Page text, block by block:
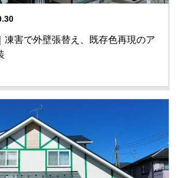
凍害で外壁張替え、既存色再現のア